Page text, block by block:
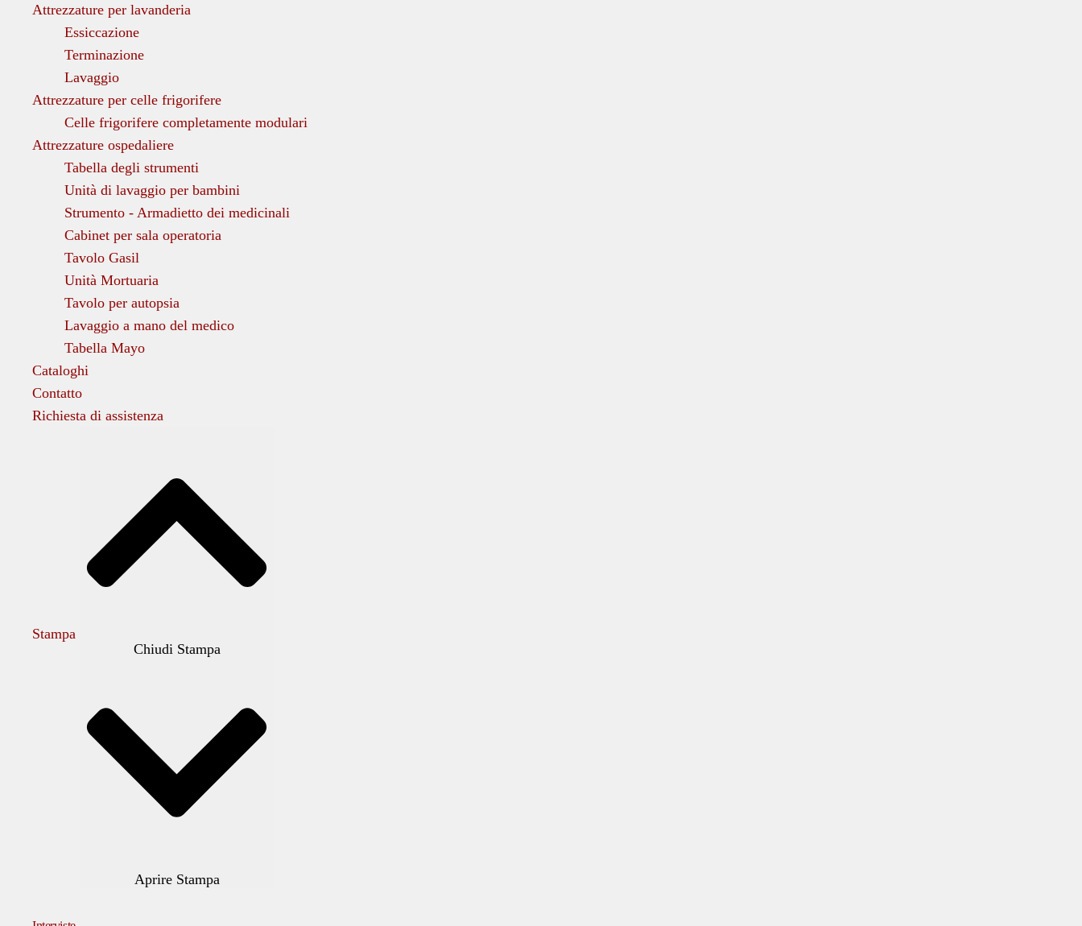
Attrezzature per lavanderia
Essiccazione
Terminazione
Lavaggio
Attrezzature per celle frigorifere
Celle frigorifere completamente modulari
Attrezzature ospedaliere
Tabella degli strumenti
Unità di lavaggio per bambini
Strumento - Armadietto dei medicinali
Cabinet per sala operatoria
Tavolo Gasil
Unità Mortuaria
Tavolo per autopsia
Lavaggio a mano del medico
Tabella Mayo
Cataloghi
Contatto
Richiesta di assistenza
Stampa
Chiudi Stampa
Aprire Stampa